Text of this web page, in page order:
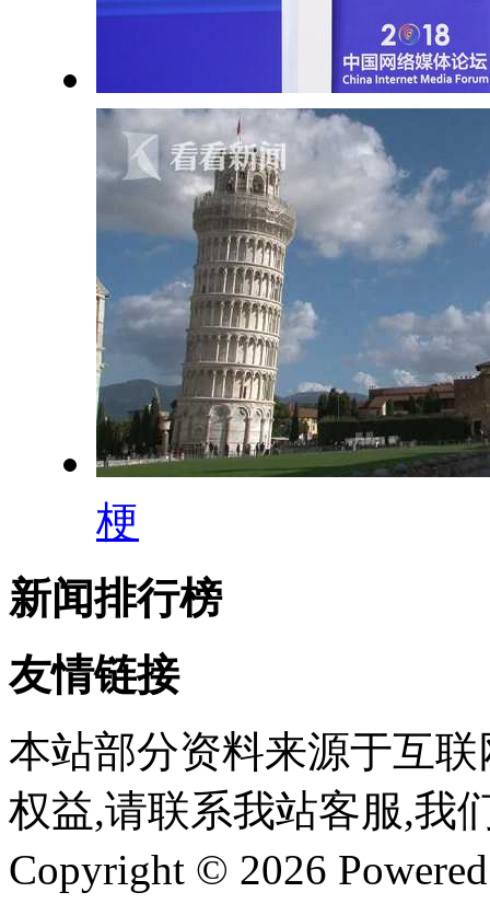
梗
新闻排行榜
友情链接
本站部分资料来源于互
权益,请联系我站客服,我
Copyright © 2026